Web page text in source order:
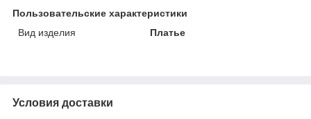
Пользовательские характеристики
Вид изделия
Платье
Условия доставки